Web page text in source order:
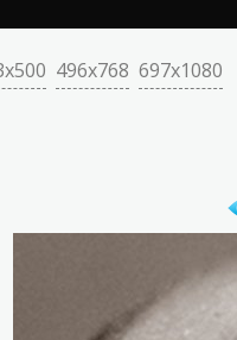
496x768 697x1080